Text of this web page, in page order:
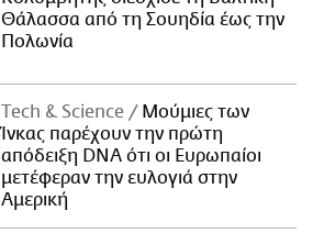
Θάλασσα από τη Σουηδία έως την
Πολωνία
Τech & Science
Μούμιες των
Ίνκας παρέχουν την πρώτη
απόδειξη DNA ότι οι Ευρωπαίοι
μετέφεραν την ευλογιά στην
Αμερική